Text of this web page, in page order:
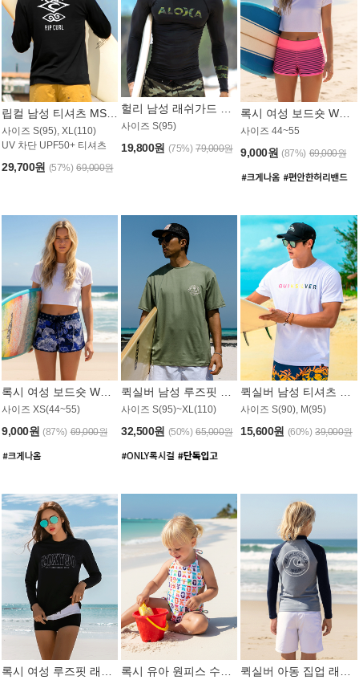
사이즈 S(95), XL(110)
UV 차단 UPF50+ 티셔츠
29,700원 (57%) 69,000원
사이즈 S(95)
19,800원 (75%) 79,000원
사이즈 44~55
9,000원 (87%) 69,000원
사이즈 XS(44~55)
9,000원 (87%) 69,000원
사이즈 S(95)~XL(110)
32,500원 (50%) 65,000원
사이즈 S(90), M(95)
15,600원 (60%) 39,000원